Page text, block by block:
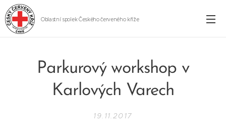
Oblastní spolek Českého červeného kříže
Parkurový workshop v
Karlových Varech
19.11.2017